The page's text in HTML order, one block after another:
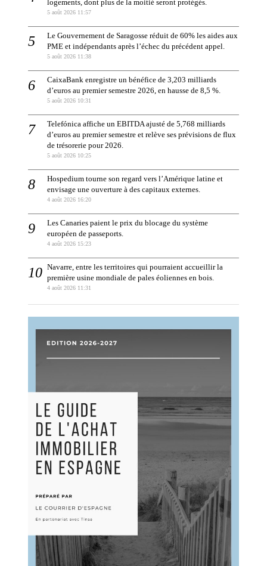
logements, dont plus de la moitié seront protégés.
5 août 2026 11:57
Le Gouvernement de Saragosse réduit de 60% les aides aux
PME et indépendants après l’échec du précédent appel.
5 août 2026 11:38
CaixaBank enregistre un bénéfice de 3,203 milliards
d’euros au premier semestre 2026, en hausse de 8,5 %.
5 août 2026 10:31
Telefónica affiche un EBITDA ajusté de 5,768 milliards
d’euros au premier semestre et relève ses prévisions de flux
de trésorerie pour 2026.
5 août 2026 10:25
Hospedium tourne son regard vers l’Amérique latine et
envisage une ouverture à des capitaux externes.
4 août 2026 16:20
Les Canaries paient le prix du blocage du système
européen de passeports.
4 août 2026 15:23
Navarre, entre les territoires qui pourraient accueillir la
première usine mondiale de pales éoliennes en bois.
4 août 2026 11:31